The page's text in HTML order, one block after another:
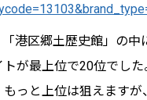
港区郷土歴史館」の中
が最上位で20位でした
っと上位は狙えます